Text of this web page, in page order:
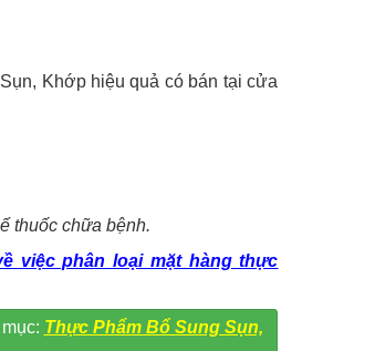
Khớp hiệu quả có bán tại cửa
thuốc chữa bệnh.
việc phân loại mặt hàng thực
Thực Phẩm Bổ Sung Sụn,